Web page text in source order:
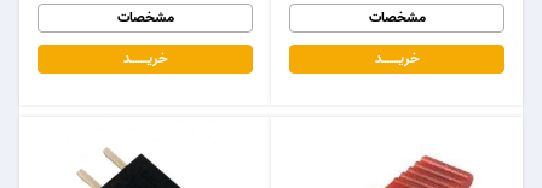
مشخصات
خریـــــــد
مشخصات
خریـــــــد